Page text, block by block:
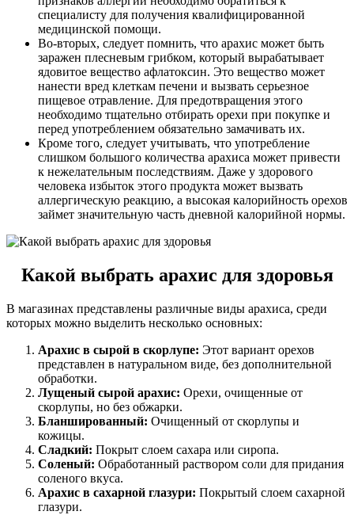
специалисту для получения квалифицированной
медицинской помощи.
Во-вторых, следует помнить, что арахис может быть
заражен плесневым грибком, который вырабатывает
ядовитое вещество афлатоксин. Это вещество может
нанести вред клеткам печени и вызвать серьезное
пищевое отравление. Для предотвращения этого
необходимо тщательно отбирать орехи при покупке и
перед употреблением обязательно замачивать их.
Кроме того, следует учитывать, что употребление
слишком большого количества арахиса может привести
к нежелательным последствиям. Даже у здорового
человека избыток этого продукта может вызвать
аллергическую реакцию, а высокая калорийность орехов
займет значительную часть дневной калорийной нормы.
Какой выбрать арахис для здоровья
В магазинах представлены различные виды арахиса, среди
которых можно выделить несколько основных:
Арахис в сырой в скорлупе: Этот вариант орехов
представлен в натуральном виде, без дополнительной
обработки.
Лущеный сырой арахис: Орехи, очищенные от
скорлупы, но без обжарки.
Бланшированный: Очищенный от скорлупы и
кожицы.
Сладкий: Покрыт слоем сахара или сиропа.
Соленый: Обработанный раствором соли для придания
соленого вкуса.
Арахис в сахарной глазури: Покрытый слоем сахарной
глазури.